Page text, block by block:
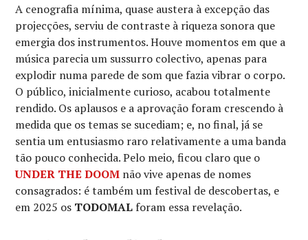
A cenografia mínima, quase austera à excepção das
projecções, serviu de contraste à riqueza sonora que
emergia dos instrumentos. Houve momentos em que a
música parecia um sussurro colectivo, apenas para
explodir numa parede de som que fazia vibrar o corpo.
O público, inicialmente curioso, acabou totalmente
rendido. Os aplausos e a aprovação foram crescendo à
medida que os temas se sucediam; e, no final, já se
sentia um entusiasmo raro relativamente a uma banda
tão pouco conhecida. Pelo meio, ficou claro que o
UNDER THE DOOM não vive apenas de nomes
consagrados: é também um festival de descobertas, e
em 2025 os TODOMAL foram essa revelação.